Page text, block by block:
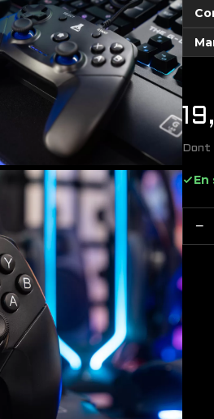
Dont
En
−